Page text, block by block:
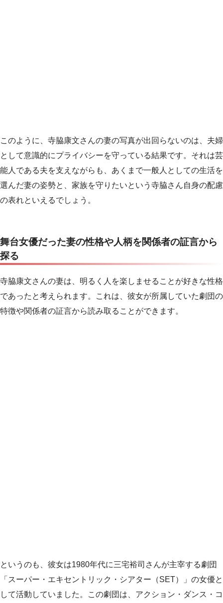
このように、寺脇康文さんの妻の写真が出回らないのは、夫婦
として意識的にプライバシーを守っている結果です。それは芸
能人である夫を支えながらも、あくまで一般人としての生活を
選んだ妻の姿勢と、家族を守りたいという寺脇さん自身の配慮
の表れといえるでしょう。
舞台女優だった妻の性格や人柄を関係者の証言から
探る
寺脇康文さんの妻は、明るく人を楽しませることが好きな性格
であったと考えられます。これは、彼女が所属していた劇団の
特徴や関係者の証言から読み取ることができます。
というのも、彼女は1980年代に三宅裕司さんが主宰する劇団
「スーパー・エキセントリック・シアター（SET）」の女優と
して活動していました。この劇団は、アクション・ダンス・コ